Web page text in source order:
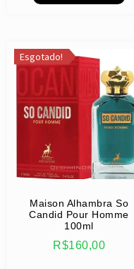
Esgotado!
Maison Alhambra So
Candid Pour Homme
100ml
R$160,00